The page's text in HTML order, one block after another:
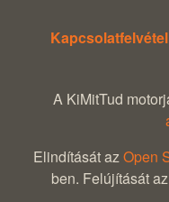
A KiMitTud
Elindítását azOpen
ben. Felújítását az